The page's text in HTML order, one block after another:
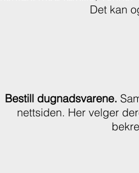
Det kan
Bestill dugnadsvarene.
nettsiden. Her velger